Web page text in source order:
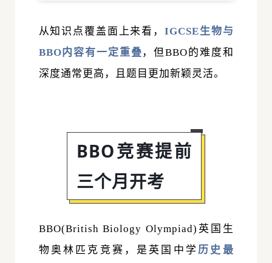
从知识点覆盖面上来看， IGCSE生物与
BBO内容有一定重叠 ，但BBO的难度和
深度通常更高 ，且题目更加新颖灵活。
BBO竞赛提前
三个月开考
BBO(British Biology Olympiad)英国生
物奥林匹克竞赛，是英国中学历史最